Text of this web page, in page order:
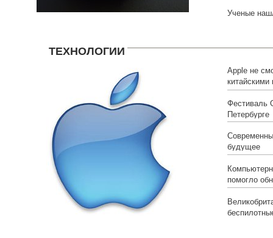
Ученые
ТЕХНОЛОГИИ
Apple не
китайскими
Фестиваль
Петербурге
будущее
помогло